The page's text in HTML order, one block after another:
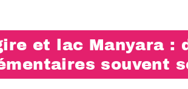
et lac Manyara :
souvent